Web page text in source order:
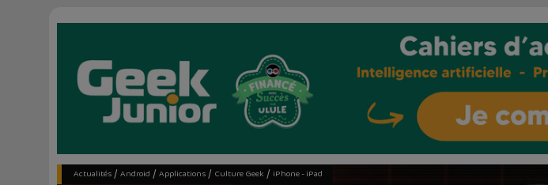
Actualités/ Android / Applications/ Culture Geek / iPhone - iPad